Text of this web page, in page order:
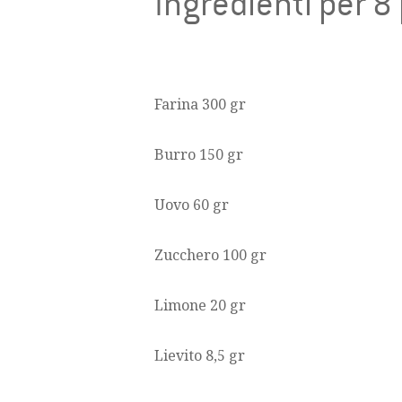
Farina 300 gr
Burro 150 gr
Uovo 60 gr
Zucchero 100 gr
Limone 20 gr
Lievito 8,5 gr